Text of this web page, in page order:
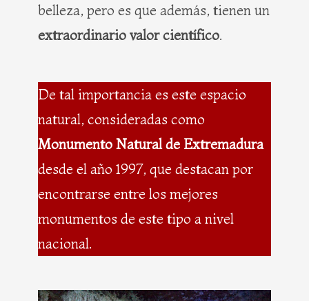
belleza, pero es que además, tienen un
extraordinario valor científico.
De tal importancia es este espacio
natural, consideradas como
Monumento Natural de Extremadura
desde el año 1997, que destacan por
encontrarse entre los mejores
monumentos de este tipo a nivel
nacional.